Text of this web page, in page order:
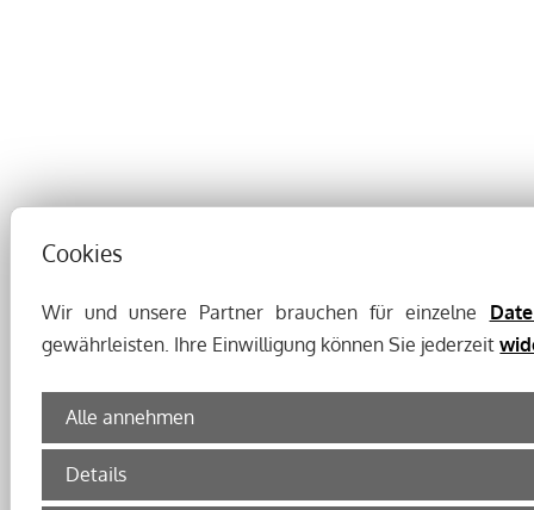
Cookies
Wir und unsere Partner brauchen für einzelne
gewährleisten. Ihre Einwilligung können Sie jederzeit
Alle annehmen
Details